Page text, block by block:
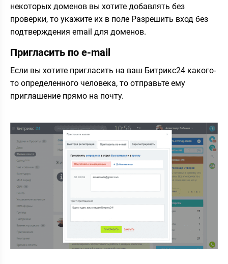
некоторых доменов вы хотите добавлять без
проверки, то укажите их в поле Разрешить вход без
подтверждения email для доменов.
Пригласить по e-mail
Если вы хотите пригласить на ваш Битрикс24 какого-
то определенного человека, то отправьте ему
приглашение прямо на почту.